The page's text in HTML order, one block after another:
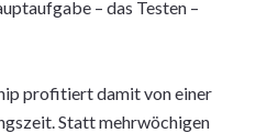
– das Testen –
profitiert damit von einer
Statt mehrwöchigen